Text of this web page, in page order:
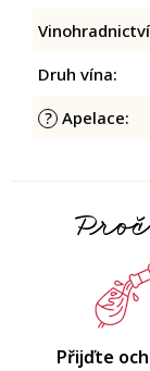
Přijďte
Vinohradnictví
Druh vína:
? Apelace: